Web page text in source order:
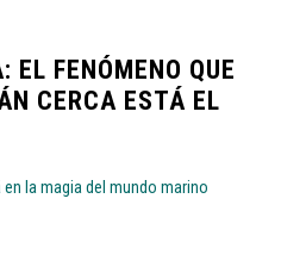
EL FENÓMENO QUE
CERCA ESTÁ EL